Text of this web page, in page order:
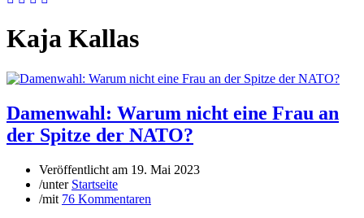
Kaja Kallas
Damenwahl: Warum nicht eine Frau an
der Spitze der NATO?
Veröffentlicht am 19. Mai 2023
/unter Startseite
/mit 76 Kommentaren